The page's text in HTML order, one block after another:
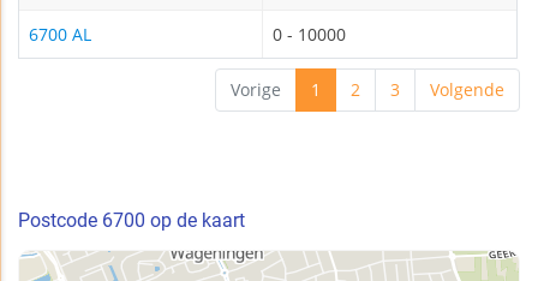
6700 AL 0 - 10000
Vorige 1 2 3 Volgende
Postcode 6700 op de kaart